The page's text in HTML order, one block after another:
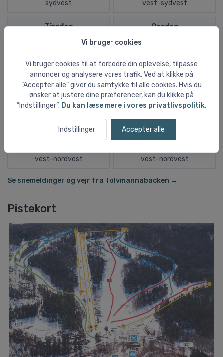
Vi bruger cookies
Vi bruger cookies til at forbedre din oplevelse, tilpasse
annoncer og analysere vores trafik. Ved at klikke på
”Accepter alle” giver du samtykke til alle cookies. Hvis du
ønsker at justere dine præferencer, kan du klikke på
”Indstillinger”. Du kan læse mere i vores privatlivspolitik.
Indstillinger Accepter alle
sydvest vest-sydvest
Tirsdag
Sol og klart vejr
20ºC
0,0 mm
vest-nordvest
Onsdag
Delvist skyet
22ºC
0,0 mm
vest-nordvest
Se snemeldinger og vejr fra Tolvmannabacken →
Pistekort